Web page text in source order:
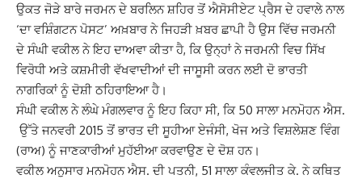
ਉਕਤ ਜੋੜੇ ਬਾਰੇ ਜਰਮਨ ਦੇ ਬਰਲਿਨ ਸ਼ਹਿਰ ਤੋਂ ਐਸੋਸੀਏਟ ਪ੍ਰੈਸ ਦੇ ਹਵਾਲੇ ਨਾਲ
‘ਦਾ ਵਸ਼ਿੰਗਟਨ ਪੋਸਟ’ ਅਖ਼ਬਾਰ ਨੇ ਜਿਹੜੀ ਖ਼ਬਰ ਛਾਪੀ ਹੈ ਉਸ ਵਿੱਚ ਜਰਮਨੀ
ਦੇ ਸੰਘੀ ਵਕੀਲ ਨੇ ਇਹ ਦਾਅਵਾ ਕੀਤਾ ਹੈ, ਕਿ ਉਨ੍ਹਾਂ ਨੇ ਜਰਮਨੀ ਵਿਚ ਸਿੱਖ
ਵਿਰੋਧੀ ਅਤੇ ਕਸ਼ਮੀਰੀ ਵੱਖਵਾਦੀਆਂ ਦੀ ਜਾਸੂਸੀ ਕਰਨ ਲਈ ਦੋ ਭਾਰਤੀ
ਨਾਗਰਿਕਾਂ ਨੂੰ ਦੋਸ਼ੀ ਠਹਿਰਾਇਆ ਹੈ।
ਸੰਘੀ ਵਕੀਲ ਨੇ ਲੰਘੇ ਮੰਗਲਵਾਰ ਨੂੰ ਇਹ ਕਿਹਾ ਸੀ, ਕਿ 50 ਸਾਲਾ ਮਨਮੋਹਨ ਐਸ.
ਉੱਤੇ ਜਨਵਰੀ 2015 ਤੋਂ ਭਾਰਤ ਦੀ ਸੂਹੀਆ ਏਜੰਸੀ, ਖੋਜ ਅਤੇ ਵਿਸ਼ਲੇਸ਼ਣ ਵਿੰਗ
(ਰਾਅ) ਨੂੰ ਜਾਣਕਾਰੀਆਂ ਮੁਹੱਈਆ ਕਰਵਾਉਣ ਦੇ ਦੋਸ਼ ਹਨ।
ਵਕੀਲ ਅਨੁਸਾਰ ਮਨਮੋਹਨ ਐਸ. ਦੀ ਪਤਨੀ, 51 ਸਾਲਾ ਕੰਵਲਜੀਤ ਕੇ. ਨੇ ਕਥਿਤ